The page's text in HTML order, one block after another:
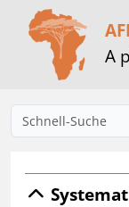
A